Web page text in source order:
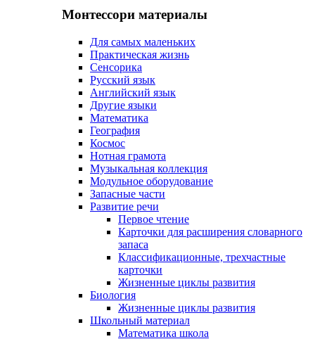
Монтессори материалы
Для самых маленьких
Практическая жизнь
Сенсорика
Русский язык
Английский язык
Другие языки
Математика
География
Космос
Нотная грамота
Музыкальная коллекция
Модульное оборудование
Запасные части
Развитие речи
Первое чтение
Карточки для расширения словарного
запаса
Классификационные, трехчастные
карточки
Жизненные циклы развития
Биология
Жизненные циклы развития
Школьный материал
Математика школа